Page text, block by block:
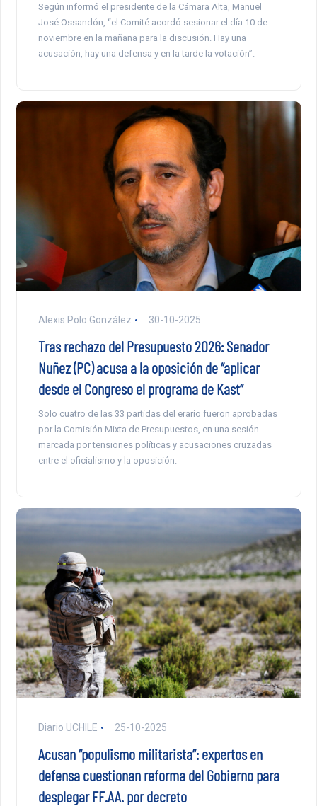
Según informó el presidente de la Cámara Alta, Manuel
José Ossandón, “el Comité acordó sesionar el día 10 de
noviembre en la mañana para la discusión. Hay una
acusación, hay una defensa y en la tarde la votación”.
Alexis Polo González 30-10-2025
Tras rechazo del Presupuesto 2026: Senador
Nuñez (PC) acusa a la oposición de “aplicar
desde el Congreso el programa de Kast”
Solo cuatro de las 33 partidas del erario fueron aprobadas
por la Comisión Mixta de Presupuestos, en una sesión
marcada por tensiones políticas y acusaciones cruzadas
entre el oficialismo y la oposición.
Diario UCHILE 25-10-2025
Acusan “populismo militarista”: expertos en
defensa cuestionan reforma del Gobierno para
desplegar FF.AA. por decreto